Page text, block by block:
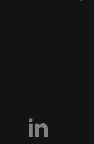
LinkedIn